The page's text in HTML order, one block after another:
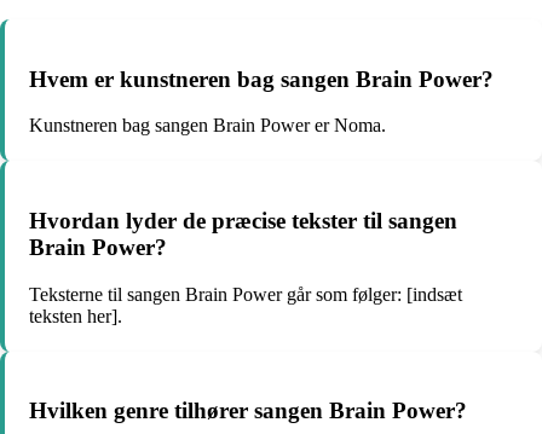
Hvem er kunstneren bag sangen Brain Power?
Kunstneren bag sangen Brain Power er Noma.
Hvordan lyder de præcise tekster til sangen
Brain Power?
Teksterne til sangen Brain Power går som følger: [indsæt
teksten her].
Hvilken genre tilhører sangen Brain Power?